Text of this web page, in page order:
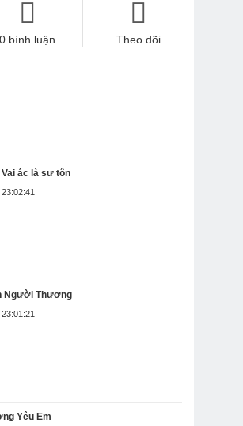
0 bình luận Theo dõi
ác là sư tôn
Người Thương
Yêu Em